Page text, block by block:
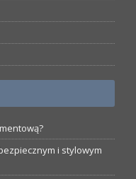
i stylowym